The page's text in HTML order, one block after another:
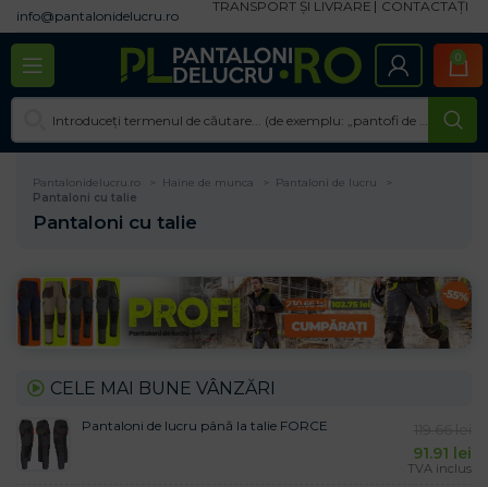
info@pantalonidelucru.ro
TRANSPORT ȘI LIVRARE CONTACTAȚI
0
Pantalonidelucru.ro Haine de munca
Pantaloni de lucru
Pantaloni cu talie
Pantaloni cu talie
CELE MAI BUNE VÂNZĂRI
Pantaloni de lucru până la talie FORCE
91.91 lei
TVA inclus